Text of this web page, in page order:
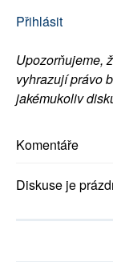
Přihlásit
Upozorňujeme,
vyhrazují právo
jakémukoliv
Komentáře
Diskuse je